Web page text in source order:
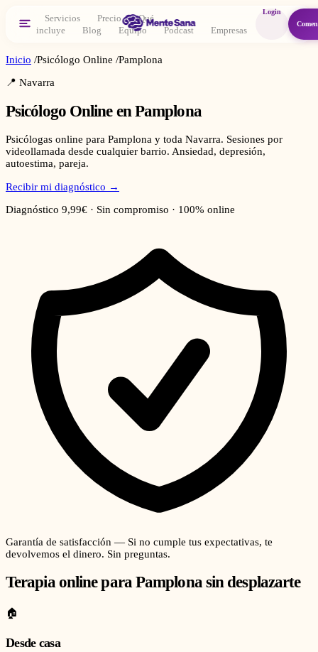
Servicios Precio
Qué
incluye
Blog Equipo Podcast Empresas
Login
Inicio /Psicólogo Online /Pamplona
📍 Navarra
Psicólogo Online en Pamplona
Psicólogas online para Pamplona y toda Navarra. Sesiones por
videollamada desde cualquier barrio. Ansiedad, depresión,
autoestima, pareja.
Recibir mi diagnóstico →
Diagnóstico 9,99€ · Sin compromiso · 100% online
Garantía de satisfacción — Si no cumple tus expectativas, te
devolvemos el dinero. Sin preguntas.
Terapia online paraPamplonasin desplazarte
🏠
Desde casa